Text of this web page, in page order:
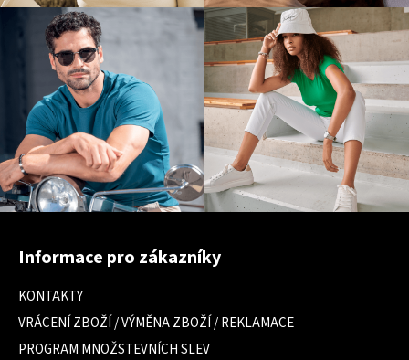
Z
Informace pro zákazníky
KONTAKTY
VRÁCENÍ ZBOŽÍ / VÝMĚNA ZBOŽÍ / REKLAMACE
PROGRAM MNOŽSTEVNÍCH SLEV